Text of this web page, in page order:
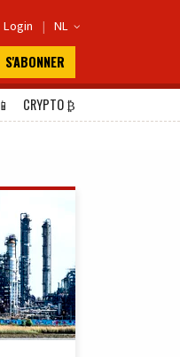
Login | NL 
S'ABONNER
📱 CRYPTO₿